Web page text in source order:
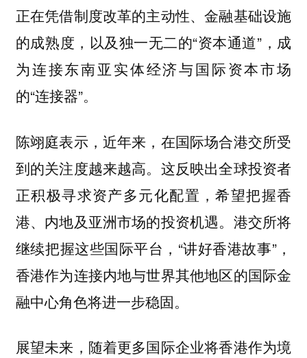
正在凭借制度改革的主动性、金融基础设施
的成熟度，以及独一无二的“资本通道”，成
为连接东南亚实体经济与国际资本市场
的“连接器”。
陈翊庭表示，近年来，在国际场合港交所受
到的关注度越来越高。这反映出全球投资者
正积极寻求资产多元化配置，希望把握香
港、内地及亚洲市场的投资机遇。港交所将
继续把握这些国际平台，“讲好香港故事”，
香港作为连接内地与世界其他地区的国际金
融中心角色将进一步稳固。
展望未来，随着更多国际企业将香港作为境